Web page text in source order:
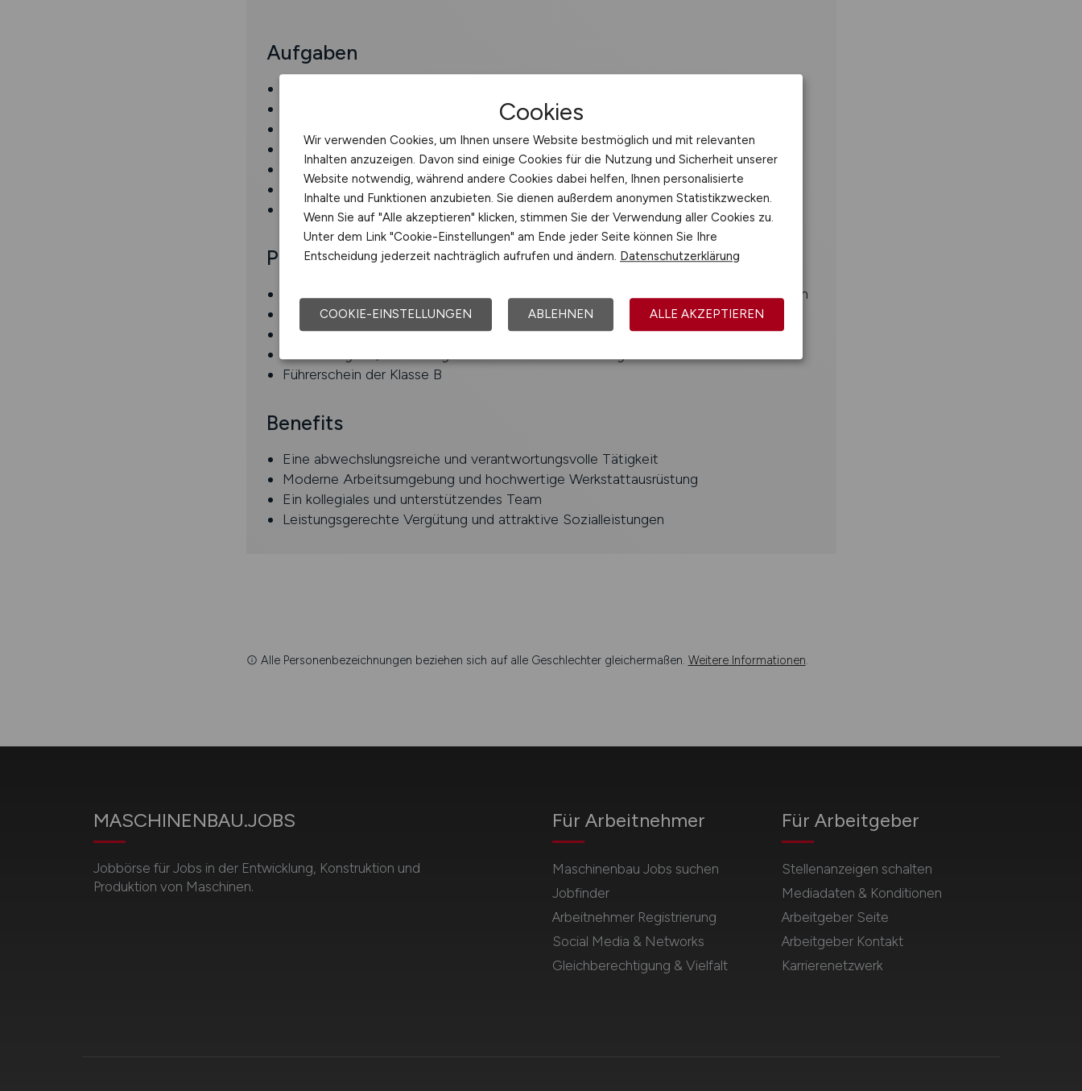
Aufgaben
Diagnose und Behebung von mechanischen und elektronischen Problemen
Einbau und Nachrüstung von Zubehör und Sonderausstattungen
Durchführung von Fehleranalysen mithilfe moderner Diagnosetools
Beratung von Kunden hinsichtlich notwendiger Reparaturen und Wartungsarbeiten
Sicherstellung der Einhaltung von Sicherheits- und Qualitätsstandards
Profil
Abgeschlossene Ausbildung als KFZ-Mechatroniker oder vergleichbare Qualifikation
Fundierte Kenntnisse in der Fahrzeugtechnik und Elektronik
Handwerkliches Geschick und technisches Verständnis
Führerschein der Klasse B
Benefits
Eine abwechslungsreiche und verantwortungsvolle Tätigkeit
Moderne Arbeitsumgebung und hochwertige Werkstattausrüstung
Ein kollegiales und unterstützendes Team
Leistungsgerechte Vergütung und attraktive Sozialleistungen
Alle Personenbezeichnungen beziehen sich auf alle Geschlechter gleichermaßen. Weitere Informationen.
MASCHINENBAU.JOBS
Jobbörse für Jobs in der Entwicklung, Konstruktion und
Produktion von Maschinen.
Für Arbeitnehmer
Maschinenbau Jobs suchen
Jobfinder
Arbeitnehmer Registrierung
Social Media & Networks
Gleichberechtigung & Vielfalt
Für Arbeitgeber
Stellenanzeigen schalten
Mediadaten & Konditionen
Arbeitgeber Seite
Arbeitgeber Kontakt
Karrierenetzwerk
Cookies
Wir verwenden Cookies, um Ihnen unsere Website bestmöglich und mit relevanten
Inhalten anzuzeigen. Davon sind einige Cookies für die Nutzung und Sicherheit unserer
Website notwendig, während andere Cookies dabei helfen, Ihnen personalisierte
Inhalte und Funktionen anzubieten. Sie dienen außerdem anonymen Statistikzwecken.
Wenn Sie auf "Alle akzeptieren" klicken, stimmen Sie der Verwendung aller Cookies zu.
Unter dem Link "Cookie-Einstellungen" am Ende jeder Seite können Sie Ihre
Entscheidung jederzeit nachträglich aufrufen und ändern. Datenschutzerklärung
COOKIE-EINSTELLUNGEN ABLEHNEN ALLE AKZEPTIEREN